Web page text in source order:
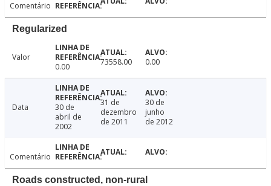
Comentário
Regularized
Valor
0.00
73558.00 0.00
Data
30 de
abril de
2002
31 de
dezembro
de 2011
30 de
junho
de 2012
Comentário
Roads constructed, non-rural